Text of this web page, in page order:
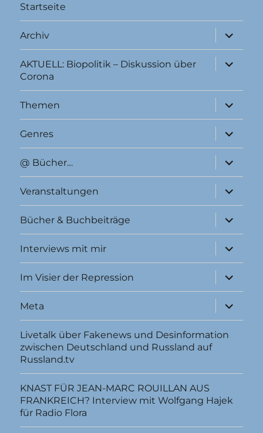
Startseite
Archiv
anzeigen
AKTUELL: Biopolitik – Diskussion über
Corona
anzeigen
Themen
anzeigen
Genres
anzeigen
@ Bücher…
anzeigen
Veranstaltungen
anzeigen
Bücher & Buchbeiträge
anzeigen
Interviews mit mir
anzeigen
Im Visier der Repression
anzeigen
Meta
anzeigen
Livetalk über Fakenews und Desinformation
zwischen Deutschland und Russland auf
Russland.tv
KNAST FÜR JEAN-MARC ROUILLAN AUS
FRANKREICH? Interview mit Wolfgang Hajek
für Radio Flora